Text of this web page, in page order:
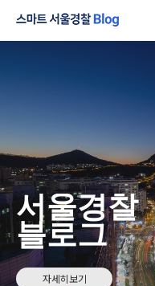
서울경찰
블로그
자세히보기